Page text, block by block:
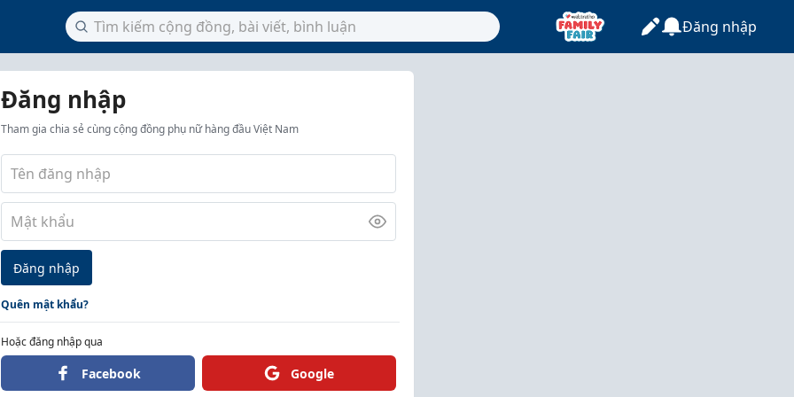
Đăng nhập
Đăng nhập
Tham gia chia sẻ cùng cộng đồng phụ nữ hàng đầu Việt Nam
Đăng nhập
Quên mật khẩu?
Hoặc đăng nhập qua
Facebook Google